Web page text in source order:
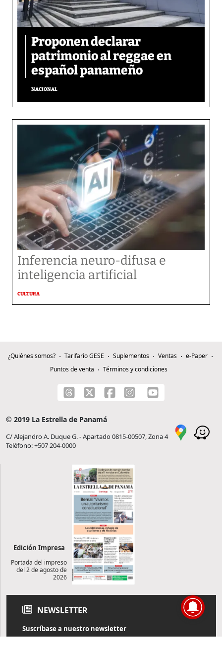
Proponen declarar
patrimonio al reggae en
español panameño
NACIONAL
Inferencia neuro-difusa e
inteligencia artificial
CULTURA
¿Quiénes somos? Tarifario GESE Suplementos Ventas
e-Paper
Puntos de venta
Términos y condiciones
© 2019 La Estrella de Panamá
C/ Alejandro A. Duque G. - Apartado 0815-00507, Zona 4
Teléfono: +507 204-0000
Edición Impresa
Portada del impreso
del 2 de agosto de
2026
NEWSLETTER
Suscríbase a nuestro newsletter
Reciba diariamente información de actualidad directamente en